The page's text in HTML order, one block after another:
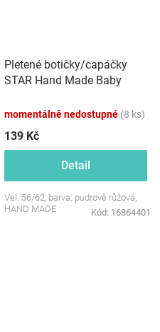
Pletené botičky/capáčky
STAR Hand Made Baby
momentálně nedostupné (8 ks)
139 Kč
Detail
Vel. 56/62, barva: pudrově růžová,
HAND MADE
Kód: 16864401